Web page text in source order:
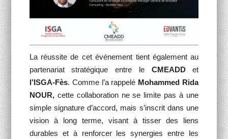
La réussite de cet événement tient également au
partenariat stratégique entre le CMEADDet
l’ISGA-Fès. Comme l’a rappelé Mohammed Rida
NOUR,cette collaboration ne se limite pas à une
simple signature d’accord, mais s’inscrit dans une
vision à long terme, visant à tisser des liens
durables et à renforcer les synergies entre les